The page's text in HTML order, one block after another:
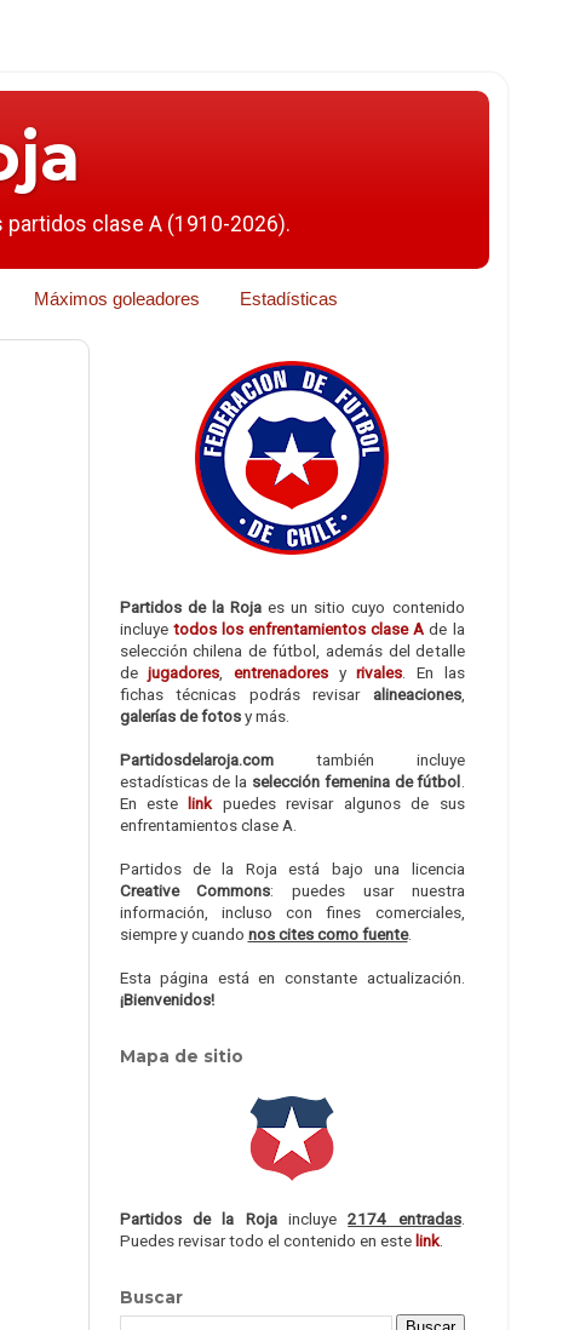
clase A (1910-2026).
Máximos goleadores Estadísticas
Partidos de la Rojaes un sitio cuyo contenido
incluye todos los enfrentamientos clase A de la
selección chilena de fútbol, además del detalle
dejugadores entrenadoresyrivales . En las
fichas técnicas podrás revisar alineaciones,
galerías de fotosy más.
Partidosdelaroja.comtambién incluye
estadísticas de la selección femenina de fútbol
En este link puedes revisar algunos de sus
enfrentamientos clase A.
Partidos de la Roja está bajo una licencia
Creative Commons: puedes usar nuestra
información, incluso con fines comerciales,
siempre y cuando nos cites como fuente.
Esta página está en constante actualización.
¡Bienvenidos!
Mapa de sitio
Partidos de la Rojaincluye2174 entradas.
Puedes revisar todo el contenido en estelink.
Buscar